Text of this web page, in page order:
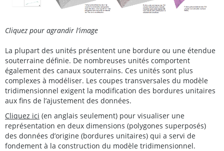
Cliquez pour agrandir l’image
La plupart des unités présentent une bordure ou une étendue
souterraine définie. De nombreuses unités comportent
également des canaux souterrains. Ces unités sont plus
complexes à modéliser. Les coupes transversales du modèle
tridimensionnel exigent la modification des bordures unitaires
aux fins de l’ajustement des données.
Cliquez ici (en anglais seulement) pour visualiser une
représentation en deux dimensions (polygones superposés)
des données d’origine (bordures unitaires) qui a servi de
fondement à la construction du modèle tridimensionnel.